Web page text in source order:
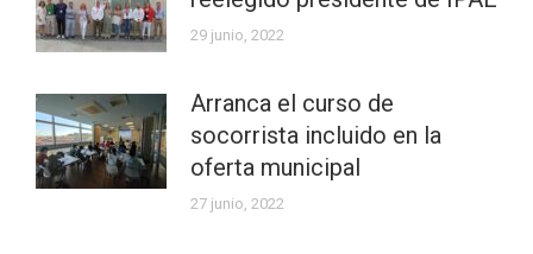
29 junio, 2022
Arranca el curso de
socorrista incluido en la
oferta municipal
27 junio, 2022